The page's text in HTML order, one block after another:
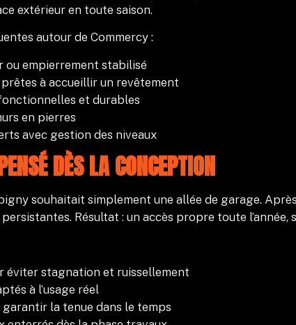
extérieur en toute saison.
autour de Commercy :
ou empierrement stabilisé
à accueillir un revêtement
fonctionnelles et durables
en pierres
avec gestion des niveaux
DÈS LA CONCEPTION
souhaitait simplement une allée de garage.
Résultat : un accès propre toute
éviter stagnation et ruissellement
à l’usage réel
la tenue dans le temps